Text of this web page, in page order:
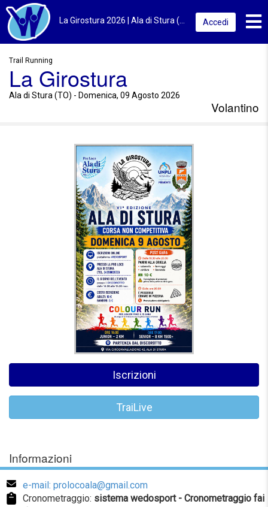
Accedi
Trail Running
La Girostura
Ala di Stura (TO) - Domenica, 09 Agosto 2026
Volantino
Informazioni
e-mail: prolocoala@gmail.com
Cronometraggio: sistema wedosport - Cronometraggio fai
Iscrizioni
TraiLive